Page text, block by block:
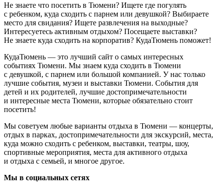
Не знаете что посетить в Тюмени? Ищете где погулять
с ребенком, куда сходить с парнем или девушкой? Выбираете
место для свидания? Ищете развлечения на выходные?
Интересуетесь активным отдыхом? Посещаете выставки?
Не знаете куда сходить на корпоратив? КудаТюмень поможет!
КудаТюмень — это лучший сайт о самых интересных
событиях Тюмени. Мы знаем куда сходить в Тюмени
с девушкой, с парнем или большой компанией. У нас только
лучшие события, музеи и выставки Тюмени. События для
детей и их родителей, лучшие достопримечательности
и интересные места Тюмени, которые обязательно стоит
посетить!
Мы советуем любые варианты отдыха в Тюмени — концерты,
отдых в парках, достопримечательности для экскурсий, места,
куда можно сходить с ребенком, выставки, театры, шоу,
спортивные мероприятия, места для активного отдыха
и отдыха с семьей, и многое другое.
Мы в социальных сетях